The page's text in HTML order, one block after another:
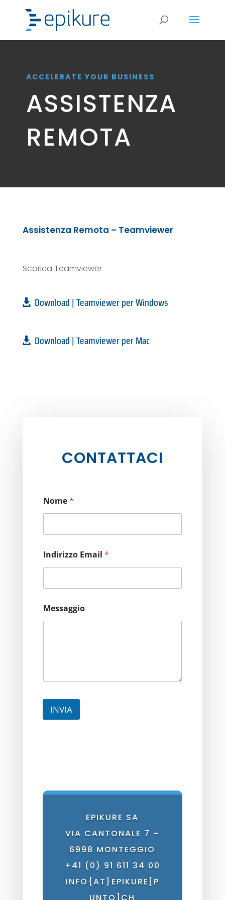
ACCELERATE YOUR BUSINESS
ASSISTENZA
REMOTA
Assistenza Remota – Teamviewer
Scarica Teamviewer
Download | Teamviewer per Windows
Download | Teamviewer per Mac
CONTATTACI
Nome*
Indirizzo Email *
Messaggio
INVIA
EPIKURE SA
VIA CANTONALE 7 –
6998 MONTEGGIO
+41 (0) 91 611 34 00
INFO{AT}EPIKURE[P
UNTO]CH